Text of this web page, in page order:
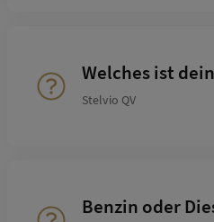
Welches ist
Stelvio QV
Benzin oder